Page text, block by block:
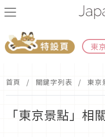
東
首頁 關鍵字列表 東京
「東京景點」相